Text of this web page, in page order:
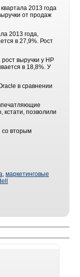
2013 года
от продаж
2013 года,
в 27,9%. Рост
выручки у HP
в 18,8%. У
в сравнении
кстати, позволили
со вторым
, маркетинговые